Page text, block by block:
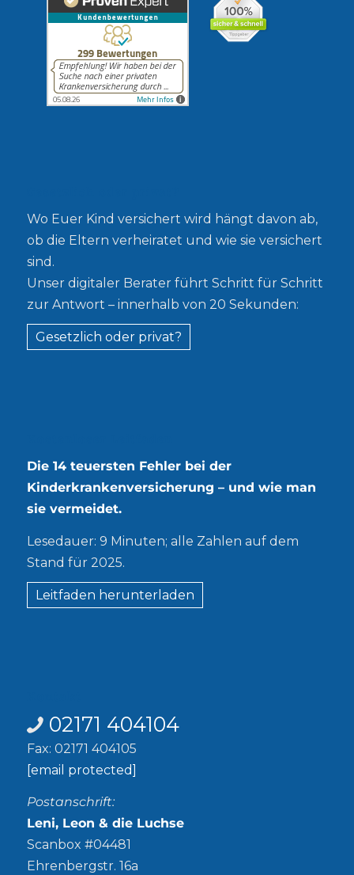
Wo Euer Kind versichert wird hängt davon ab,
ob die Eltern verheiratet und wie sie versichert
sind.
Unser digitaler Berater führt Schritt für Schritt
zur Antwort – innerhalb von 20 Sekunden:
Gesetzlich oder privat?
Die 14 teuersten Fehler bei der
Kinderkrankenversicherung – und wie man
sie vermeidet.
Lesedauer: 9 Minuten; alle Zahlen auf dem
Stand für 2025.
Leitfaden herunterladen
02171 404104
Fax: 02171 404105
[email protected]
Postanschrift:
Leni, Leon & die Luchse
Scanbox #04481
Ehrenbergstr. 16a